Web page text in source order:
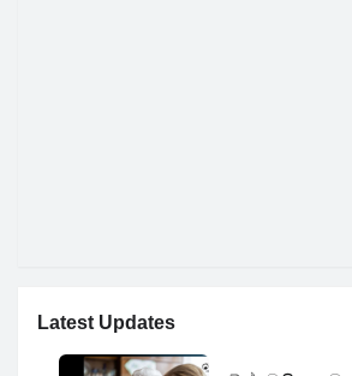
Latest Updates